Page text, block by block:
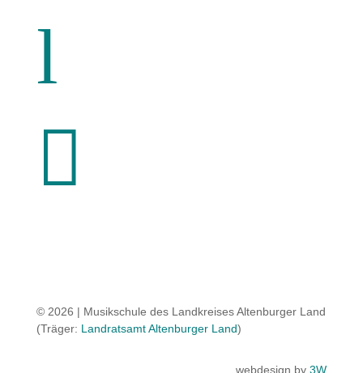
l

© 2026 | Musikschule des Landkreises Altenburger Land
(Träger: Landratsamt Altenburger Land)
webdesign by3W